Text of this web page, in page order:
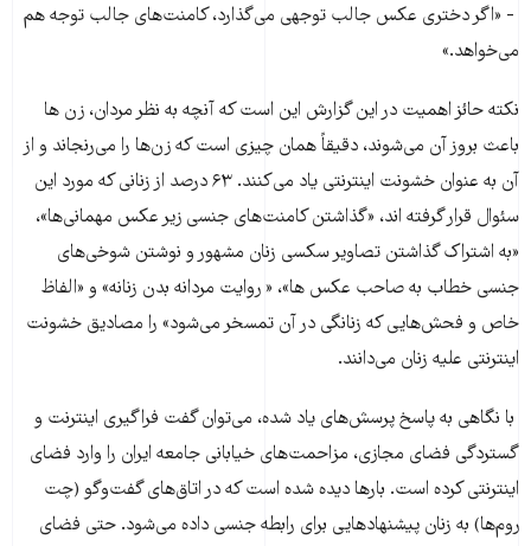
- «اگر دختری عکس جالب توجهی می‌گذارد، کامنت‌های جالب توجه هم
می‌خواهد.»
نکته حائز اهمیت در این گزارش این است که آنچه به نظر مردان، زن ها
باعث بروز آن می‌شوند، دقیقاً همان چیزی است که زن‌ها را می‌رنجاند و از
آن به عنوان خشونت اینترنتی یاد می‌کنند. ۶۳ درصد از زنانی که مورد این
سئوال قرار گرفته اند، «گذاشتن کامنت‌های جنسی زیر عکس مهمانی‌ها»،
«به اشتراک گذاشتن تصاویر سکسی زنان مشهور و نوشتن شوخی‌های
جنسی خطاب به صاحب عکس ها»، « روایت مردانه‌ بدن زنانه» و «الفاظ
خاص و فحش‌هایی که زنانگی در آن تمسخر می‌شود» را مصادیق خشونت
اینترنتی علیه زنان می‌دانند.
با نگاهی به پاسخ پرسش‌های یاد شده، می‌توان گفت فراگیری اینترنت و
گستردگی فضای مجازی، مزاحمت‌های خیابانی جامعه ایران را وارد فضای
اینترنتی کرده است. بارها دیده شده است که در اتاق‌های گفت‌وگو (چت
روم‌ها) به زنان پیشنهادهایی برای رابطه جنسی داده می‌شود. حتی فضای